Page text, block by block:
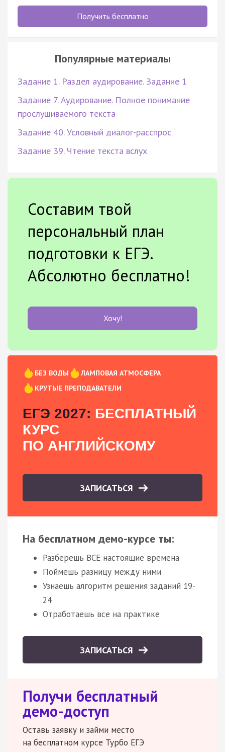
Получить бесплатно
Популярные материалы
Задание 1. Раздел аудирование. Задание 1
Задание 7. Аудирование. Полное понимание
прослушиваемого текста
Задание 40. Условный диалог-расспрос
Задание 39. Чтение текста вслух
Составим твой
персональный план
подготовки к ЕГЭ.
Абсолютно бесплатно!
Хочу!
БЕЗ ВОДЫ
ЛАМПОВАЯ АТМОСФЕРА
КРУТЫЕ ПРЕПОДАВАТЕЛИ
ЕГЭ 2027: БЕСПЛАТНЫЙ
КУРС
ПО АНГЛИЙСКОМУ
ЗАПИСАТЬСЯ
На бесплатном демо-курсе ты:
Разберешь ВСЕ настоящие времена
Поймешь разницу между ними
Узнаешь алгоритм решения заданий 19-
24
Отработаешь все на практике
ЗАПИСАТЬСЯ
Получи бесплатный
демо-доступ
Оставь заявку и займи место
на бесплатном курсе Турбо ЕГЭ